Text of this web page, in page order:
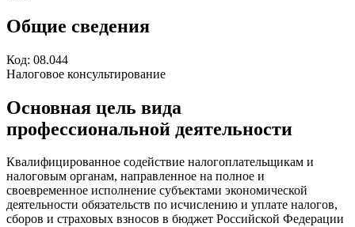
Общие сведения
Код: 08.044
Налоговое консультирование
Основная цель вида
профессиональной деятельности
Квалифицированное содействие налогоплательщикам и
налоговым органам, направленное на полное и
своевременное исполнение субъектами экономической
деятельности обязательств по исчислению и уплате налогов,
сборов и страховых взносов в бюджет Российской Федерации